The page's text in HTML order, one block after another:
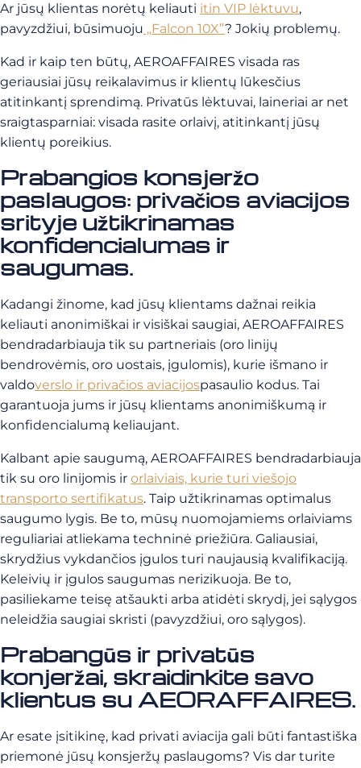
Ar jūsų klientas norėtų keliauti itin VIP lėktuvu,
pavyzdžiui, būsimuoju „Falcon 10X”? Jokių problemų.
Kad ir kaip ten būtų, AEROAFFAIRES visada ras
geriausiai jūsų reikalavimus ir klientų lūkesčius
atitinkantį sprendimą. Privatūs lėktuvai, laineriai ar net
sraigtasparniai: visada rasite orlaivį, atitinkantį jūsų
klientų poreikius.
Prabangios konsjeržo
paslaugos: privačios aviacijos
srityje užtikrinamas
konfidencialumas ir
saugumas.
Kadangi žinome, kad jūsų klientams dažnai reikia
keliauti anonimiškai ir visiškai saugiai, AEROAFFAIRES
bendradarbiauja tik su partneriais (oro linijų
bendrovėmis, oro uostais, įgulomis), kurie išmano ir
valdoverslo ir privačios aviacijospasaulio kodus. Tai
garantuoja jums ir jūsų klientams anonimiškumą ir
konfidencialumą keliaujant.
Kalbant apie saugumą, AEROAFFAIRES bendradarbiauja
tik su oro linijomis ir orlaiviais, kurie turi viešojo
transporto sertifikatus. Taip užtikrinamas optimalus
saugumo lygis. Be to, mūsų nuomojamiems orlaiviams
reguliariai atliekama techninė priežiūra. Galiausiai,
skrydžius vykdančios įgulos turi naujausią kvalifikaciją.
Keleivių ir įgulos saugumas nerizikuoja. Be to,
pasiliekame teisę atšaukti arba atidėti skrydį, jei sąlygos
neleidžia saugiai skristi (pavyzdžiui, oro sąlygos).
Prabangūs ir privatūs
konjeržai, skraidinkite savo
klientus su AEORAFFAIRES.
Ar esate įsitikinę, kad privati aviacija gali būti fantastiška
priemonė jūsų konsjeržų paslaugoms? Vis dar turite